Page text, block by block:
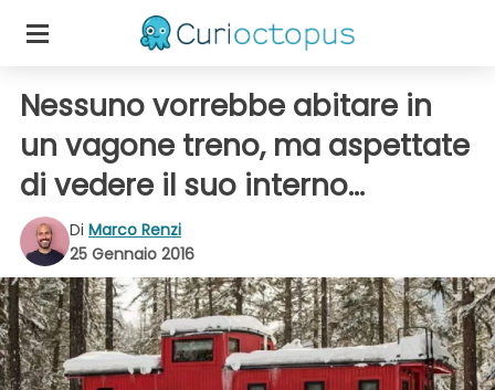
Nessuno vorrebbe abitare in
un vagone treno, ma aspettate
di vedere il suo interno...
Di Marco Renzi
25 Gennaio 2016